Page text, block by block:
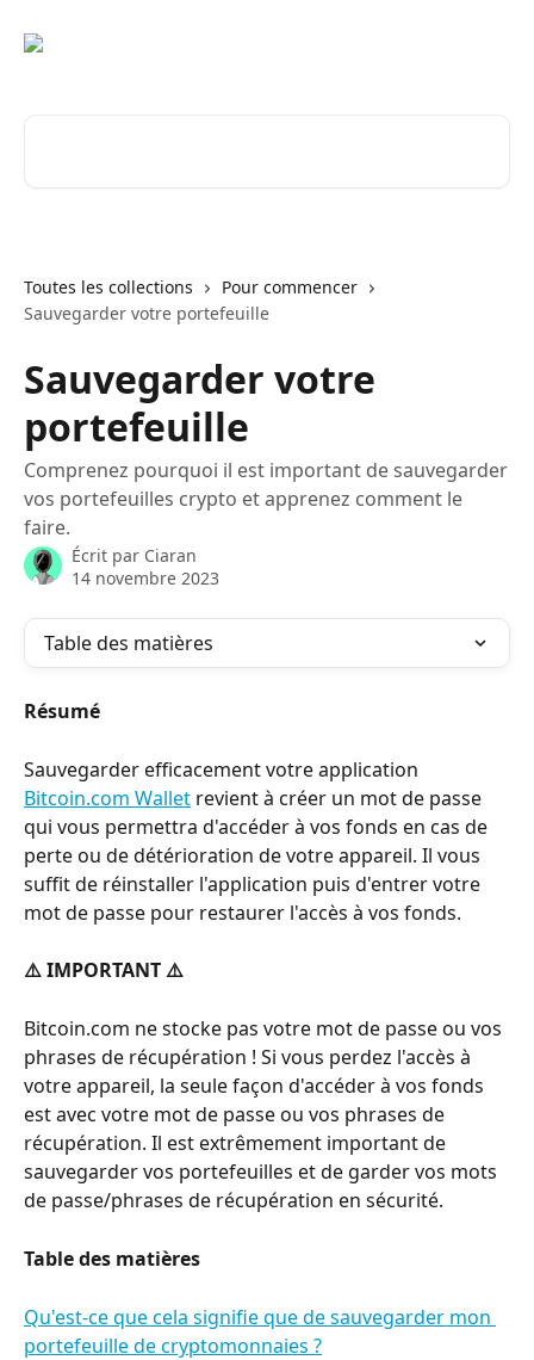
Toutes les collections
Pour commencer
Sauvegarder votre portefeuille
Sauvegarder votre
portefeuille
Comprenez pourquoi il est important de sauvegarder
vos portefeuilles crypto et apprenez comment le
faire.
Écrit par Ciaran
14 novembre 2023
Table des matières
Résumé
Sauvegarder efficacement votre application
Bitcoin.com Wallet revient à créer un mot de passe
qui vous permettra d'accéder à vos fonds en cas de
perte ou de détérioration de votre appareil. Il vous
suffit de réinstaller l'application puis d'entrer votre
mot de passe pour restaurer l'accès à vos fonds.
⚠️ IMPORTANT ⚠️
Bitcoin.com ne stocke pas votre mot de passe ou vos
phrases de récupération ! Si vous perdez l'accès à
votre appareil, la seule façon d'accéder à vos fonds
est avec votre mot de passe ou vos phrases de
récupération. Il est extrêmement important de
sauvegarder vos portefeuilles et de garder vos mots
de passe/phrases de récupération en sécurité.
Table des matières
Qu'est-ce que cela signifie que de sauvegarder mon
portefeuille de cryptomonnaies ?